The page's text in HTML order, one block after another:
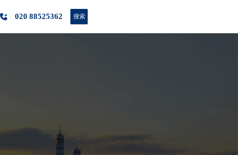
020 88525362 搜索